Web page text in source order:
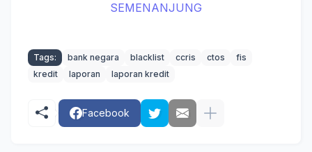
SEMENANJUNG
Tags: bank negara blacklist ccris ctos
fis
kredit
laporan laporan kredit
Facebook